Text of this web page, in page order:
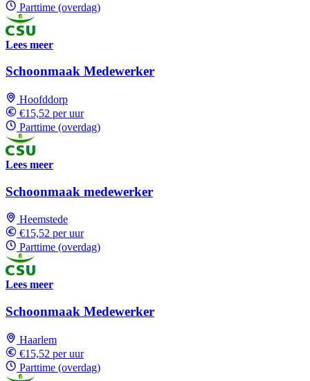
Parttime (overdag)
Lees meer
Schoonmaak Medewerker
Hoofddorp
€15,52 per uur
Parttime (overdag)
Lees meer
Schoonmaak medewerker
Heemstede
€15,52 per uur
Parttime (overdag)
Lees meer
Schoonmaak Medewerker
Haarlem
€15,52 per uur
Parttime (overdag)